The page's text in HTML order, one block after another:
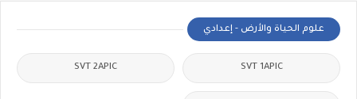
علوم الحياة والأرض - إعدادي
SVT 1APIC
SVT 2APIC